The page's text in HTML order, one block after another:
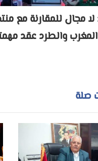
لا مجال للمقارنة مع
المغرب والطرد عقد
صلة